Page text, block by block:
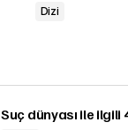
Dizi
Suç dünyası ile